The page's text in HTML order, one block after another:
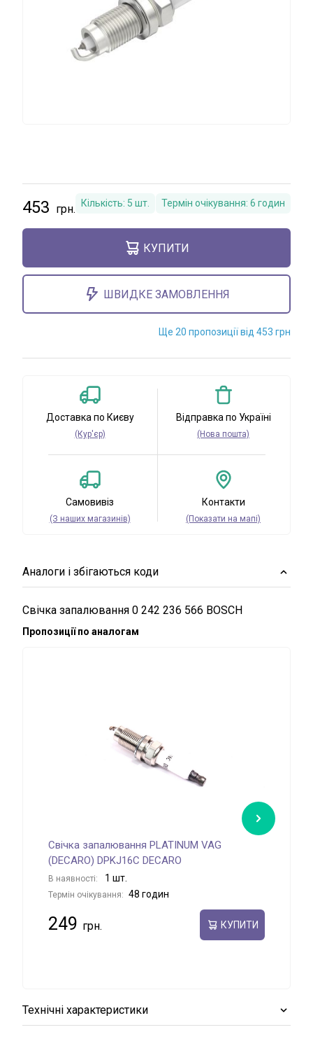
453 Кількість: 5 шт. Термін очікування: 6 годин
КУПИТИ
ШВИДКЕ ЗАМОВЛЕННЯ
Ще 20 пропозиції від 453 грн
Доставка по Києву
(Кур'єр)
Відправка по Україні
(Нова пошта)
Самовивіз
(З наших магазинів)
Контакти
(Показати на мапі)
Аналоги і збігаються коди
Свічка запалювання 0 242 236 566 BOSCH
Пропозиції по аналогам
Свічка запалювання PLATINUM VAG
(DECARO) DPKJ16C DECARO
В наявності: 1 шт.
Термін очікування: 48 годин
249 КУПИТИ
Технічні характеристики